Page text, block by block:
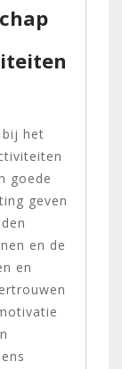
bij het
goede
geven
en de
en